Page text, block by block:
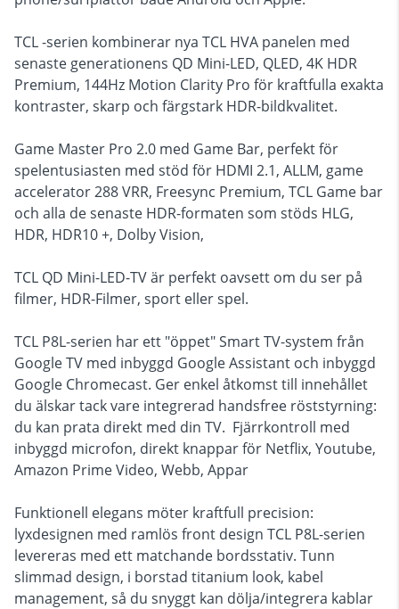
TCL -serien kombinerar nya TCL HVA panelen med
senaste generationens QD Mini-LED, QLED, 4K HDR
Premium, 144Hz Motion Clarity Pro för kraftfulla exakta
kontraster, skarp och färgstark HDR-bildkvalitet.
Game Master Pro 2.0 med Game Bar, perfekt för
spelentusiasten med stöd för HDMI 2.1, ALLM, game
accelerator 288 VRR, Freesync Premium, TCL Game bar
och alla de senaste HDR-formaten som stöds HLG,
HDR, HDR10 +, Dolby Vision,
TCL QD Mini-LED-TV är perfekt oavsett om du ser på
filmer, HDR-Filmer, sport eller spel.
TCL P8L-serien har ett "öppet" Smart TV-system från
Google TV med inbyggd Google Assistant och inbyggd
Google Chromecast. Ger enkel åtkomst till innehållet
du älskar tack vare integrerad handsfree röststyrning:
du kan prata direkt med din TV. Fjärrkontroll med
inbyggd microfon, direkt knappar för Netflix, Youtube,
Amazon Prime Video, Webb, Appar
Funktionell elegans möter kraftfull precision:
lyxdesignen med ramlös front design TCL P8L-serien
levereras med ett matchande bordsstativ. Tunn
slimmad design, i borstad titanium look, kabel
management, så du snyggt kan dölja/integrera kablar